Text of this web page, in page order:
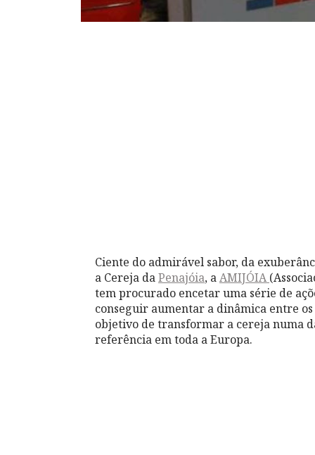
Ciente do admirável sabor, da
a Cereja daPenajóia, aAMIJÓIA
tem procurado encetar uma série de
conseguir aumentar a dinâmica entre
objetivo de transformar a cereja numa
referência em toda a Europa.